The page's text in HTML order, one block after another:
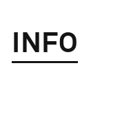
INFO